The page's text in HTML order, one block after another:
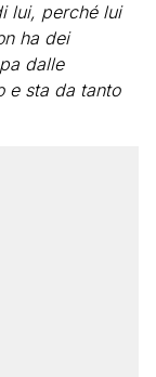
lui, perché lui
ha dei
dalle
e sta da tanto